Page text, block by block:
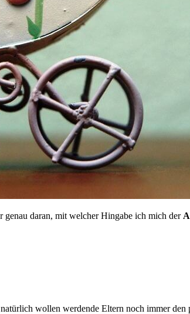
genau daran, mit welcher Hingabe ich mich der
wollen werdende Eltern noch immer den